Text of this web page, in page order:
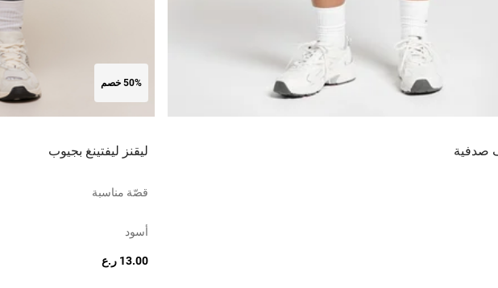
صدفية
50% خصم
ليقنز ليفتينغ بجيوب
قصّة مناسبة
أسود
13.00 ر.ع